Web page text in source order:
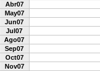
Abr07
May07
Jun07
Jul07
Ago07
Sep07
Oct07
Nov07